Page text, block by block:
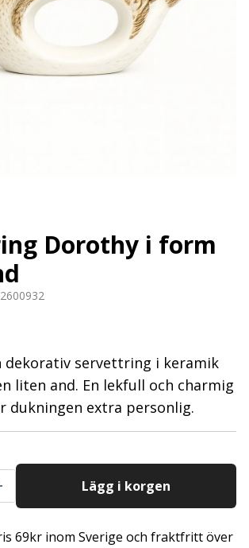
Dorothy i form
dekorativ servettring i keramik
liten and. En lekfull och charmig
dukningen extra personlig.
Lägg i korgen
69kr inom Sverige och fraktfritt över